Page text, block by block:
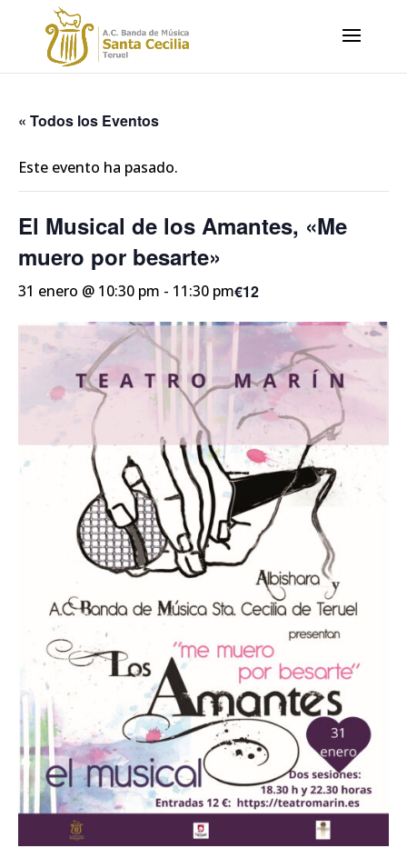
« Todos los Eventos
Este evento ha pasado.
El Musical de los Amantes, «Me
muero por besarte»
31 enero @ 10:30 pm - 11:30 pm€12